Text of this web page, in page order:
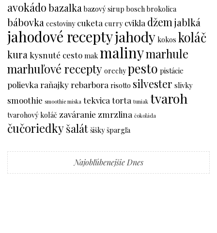
avokádobazalka bazový sirup bosch brokolica
bábovka cestoviny cuketa curry cvikla džem jablká
jahodové receptyjahody kokos koláč
kura kysnuté cesto mak malinymarhule
marhuľové recepty orechy pesto pistácie
polievka raňajkyrebarbora risotto silvester slivky
smoothie smoothie miska tekvica torta tuniak tvaroh
tvarohový koláč zaváranie zmrzlina čokoláda
čučoriedkyšalát šišky špargľa
Najobľúbenejšie Dnes